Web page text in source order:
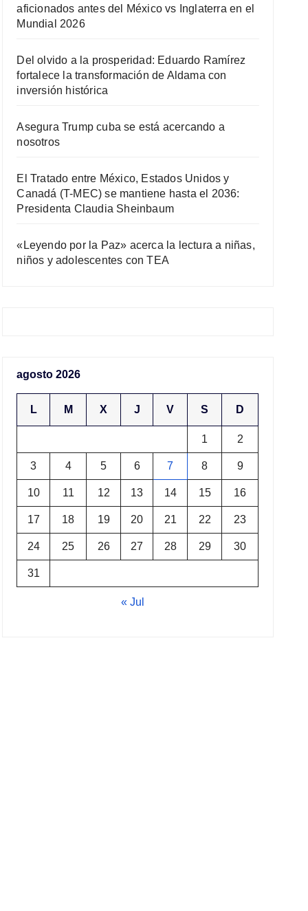
aficionados antes del México vs Inglaterra en el
Mundial 2026
Del olvido a la prosperidad: Eduardo Ramírez
fortalece la transformación de Aldama con
inversión histórica
Asegura Trump cuba se está acercando a
nosotros
El Tratado entre México, Estados Unidos y
Canadá (T-MEC) se mantiene hasta el 2036:
Presidenta Claudia Sheinbaum
«Leyendo por la Paz» acerca la lectura a niñas,
niños y adolescentes con TEA
agosto 2026
L M X J V S D
1 2
3 4 5 6 7 8 9
10 11 12 13 14 15 16
17 18 19 20 21 22 23
24 25 26 27 28 29 30
31
« Jul